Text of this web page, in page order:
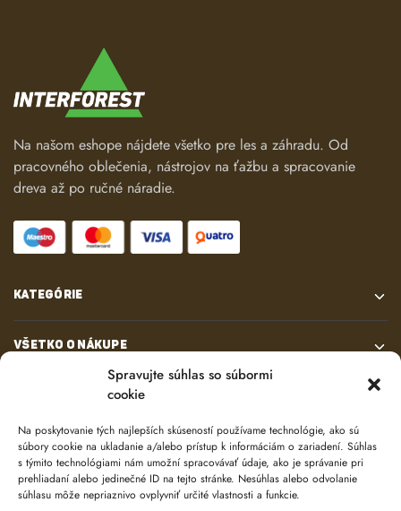
Spravujte súhlas so súbormi
cookie
Na poskytovanie tých najlepších skúseností používame technológie, ako sú
súbory cookie na ukladanie a/alebo prístup k informáciám o zariadení. Súhlas
s týmito technológiami nám umožní spracovávať údaje, ako je správanie pri
prehliadaní alebo jedinečné ID na tejto stránke. Nesúhlas alebo odvolanie
súhlasu môže nepriaznivo ovplyvniť určité vlastnosti a funkcie.
Na našom eshope nájdete všetko pre les a záhradu. Od
pracovného oblečenia, nástrojov na ťažbu a spracovanie
dreva až po ručné náradie.
KATEGÓRIE
VŠETKO O NÁKUPE